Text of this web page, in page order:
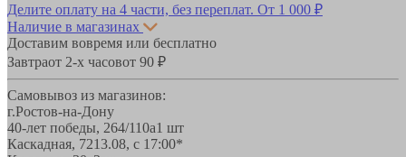
Делите оплату на 4 части, без переплат. От 1 000 ₽
Наличие в магазинах
Доставим вовремя или бесплатно
Завтраот 2-х часовот 90 ₽
Самовывоз из магазинов:
г.Ростов-на-Дону
40-лет победы, 264/110а1 шт
Каскадная, 7213.08, с 17:00*